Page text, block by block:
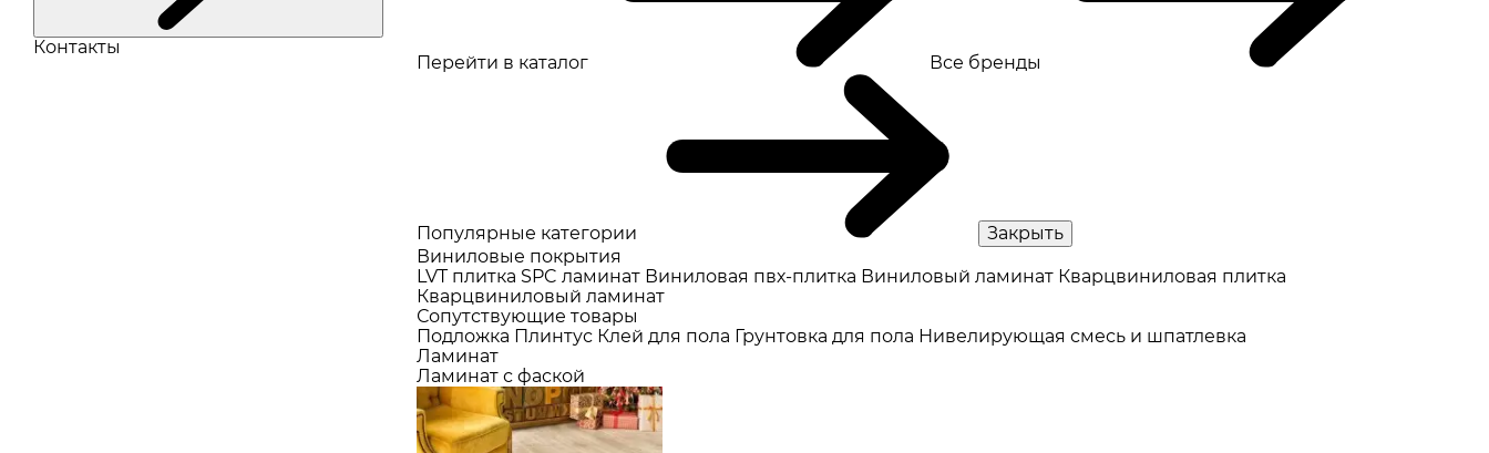
Контакты
Перейти в каталог Все бренды
Популярные категории
Закрыть
Виниловые покрытия
LVT плитка SPC ламинат Виниловая пвх-плитка Виниловый ламинат Кварцвиниловая плитка
Кварцвиниловый ламинат
Сопутствующие товары
Подложка Плинтус Клей для пола Грунтовка для пола Нивелирующая смесь и шпатлевка
Ламинат
Ламинат с фаской